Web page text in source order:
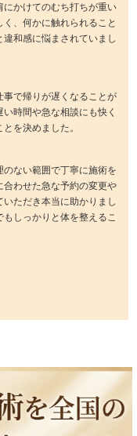
かけてのむち打ちが重い
、何かに触れられること
和感に悩まされていまし
で帰りが遅くなることが
時間や急な相談にも快く
を決めました。
ない範囲で丁寧に施術を
わせた急な予約の変更や
ただき本当に助かりまし
しっかりと体を整えるこ